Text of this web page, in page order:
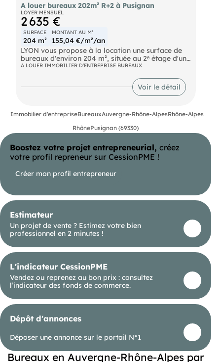
A louer bureaux 202m² R+2 à Pusignan
LOYER MENSUEL
2 635 €
SURFACE
204 m²
MONTANT AU M²
155,04 €/m²/an
LYON vous propose à la location une surface de
bureaux d'environ 204 m², située au 2ᵉ étage d'un
immeuble tertiaire à Pusignan, à l'est de Lyon. Ces
offrent un cadre de travail optimal, parfaitement
adapté aux besoins des entreprises actuelles. Ils
sont équipés de la fibre optique, de la
parking privatives. Une opportunité idéale pour
professionnel, accessible et performant
A LOUER IMMOBILIER D'ENTREPRISE BUREAUX
Voir le détail
Immobilier d'entrepriseBureauxAuvergne-Rhône-AlpesRhône-Alpes
RhônePusignan (69330)
Boostez votre projet entrepreneurial, créez
votre profil repreneur sur CessionPME !
Créer mon profil entrepreneur
Estimateur
Un projet de vente ? Estimez votre bien
professionnel en 2 minutes !
L'indicateur CessionPME
Vendez ou reprenez au bon prix : consultez
l’indicateur des fonds de commerce.
Dépôt d'annonces
Déposer une annonce sur le portail N°1
Bureaux en Auvergne-Rhône-Alpes par